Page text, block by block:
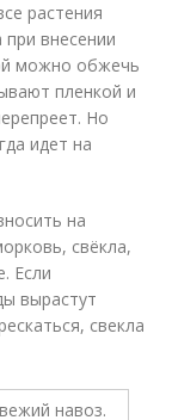
растения
внесении
можно обжечь
пленкой и
Но
идет на
на
свёкла,
Если
вырастут
свекла